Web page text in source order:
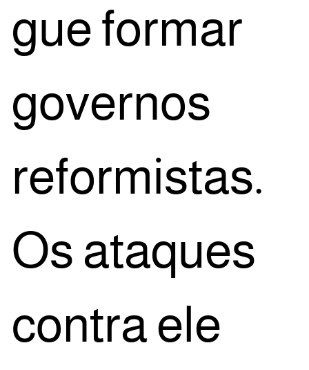
gue for­mar
gover­nos
refor­mis­tas.
Os ata­ques
con­tra ele